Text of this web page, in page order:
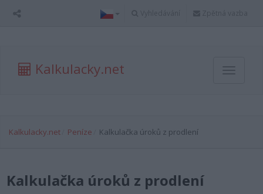
Kalkulacky.net
Toggle
Kalkulacky.net Peníze Kalkulačka úroků z prodlení
Kalkulačka úroků z prodlení